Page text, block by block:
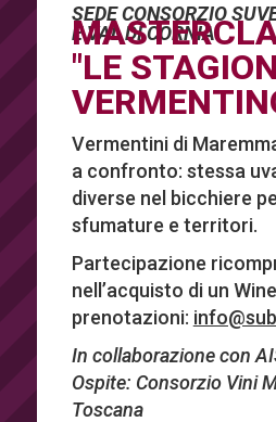
SEDE CONSORZIO
E VAL DI CORNIA
"LE
Vermentini di
a confronto: stessa
diverse nel bicchiere
sfumature e territori.
Partecipazione
nell’acquisto di un
prenotazioni:
In collaborazione con
Ospite: Consorzio Vini
Toscana